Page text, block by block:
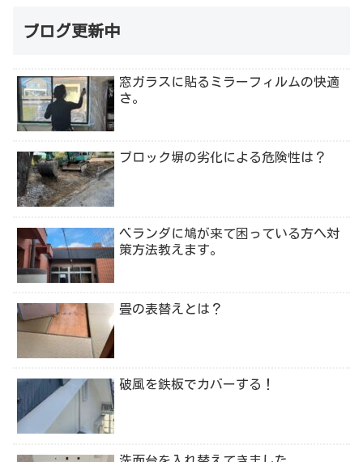
ブログ更新中
窓ガラスに貼るミラーフィルムの快適
さ。
ブロック塀の劣化による危険性は？
ベランダに鳩が来て困っている方へ対
策方法教えます。
畳の表替えとは？
破風を鉄板でカバーする！